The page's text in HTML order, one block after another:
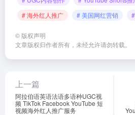
# 海外红人推广
# 美国网红营销
© 版权声明
文章版权归作者所有，未经允许请勿转载。
上一篇
阿拉伯语英语法语多语种UGC视
频 TikTok Facebook YouTube 短
视频海外红人推广服务